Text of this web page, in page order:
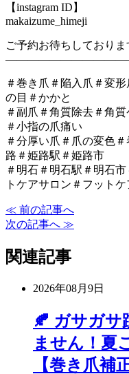
【instagram ID】
makaizume_himeji
ご予約お待ちしておりま
＃巻き爪＃陥入爪＃変
の目＃かかと
＃副爪＃角質除去＃角
＃小指の爪痛い
＃分厚い爪＃爪の変色
路＃姫路駅＃姫路市
＃明石＃明石駅＃明石
トケアサロン＃フットケ
≪ 前の記事へ
次の記事へ ≫
関連記事
2026年08月9日
🍂 ガサガサ
ません！夏
【巻き爪補